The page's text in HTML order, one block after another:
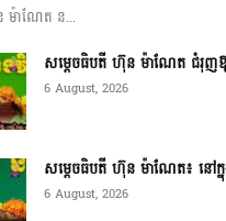
ម៉ាណែត ន...
សម្តេចធិបតី ហ៊ុន ម៉ាណែត ជំរុញឱ្
6 August, 2026
សម្តេចធិបតី ហ៊ុន ម៉ាណែត៖ នៅក្
6 August, 2026